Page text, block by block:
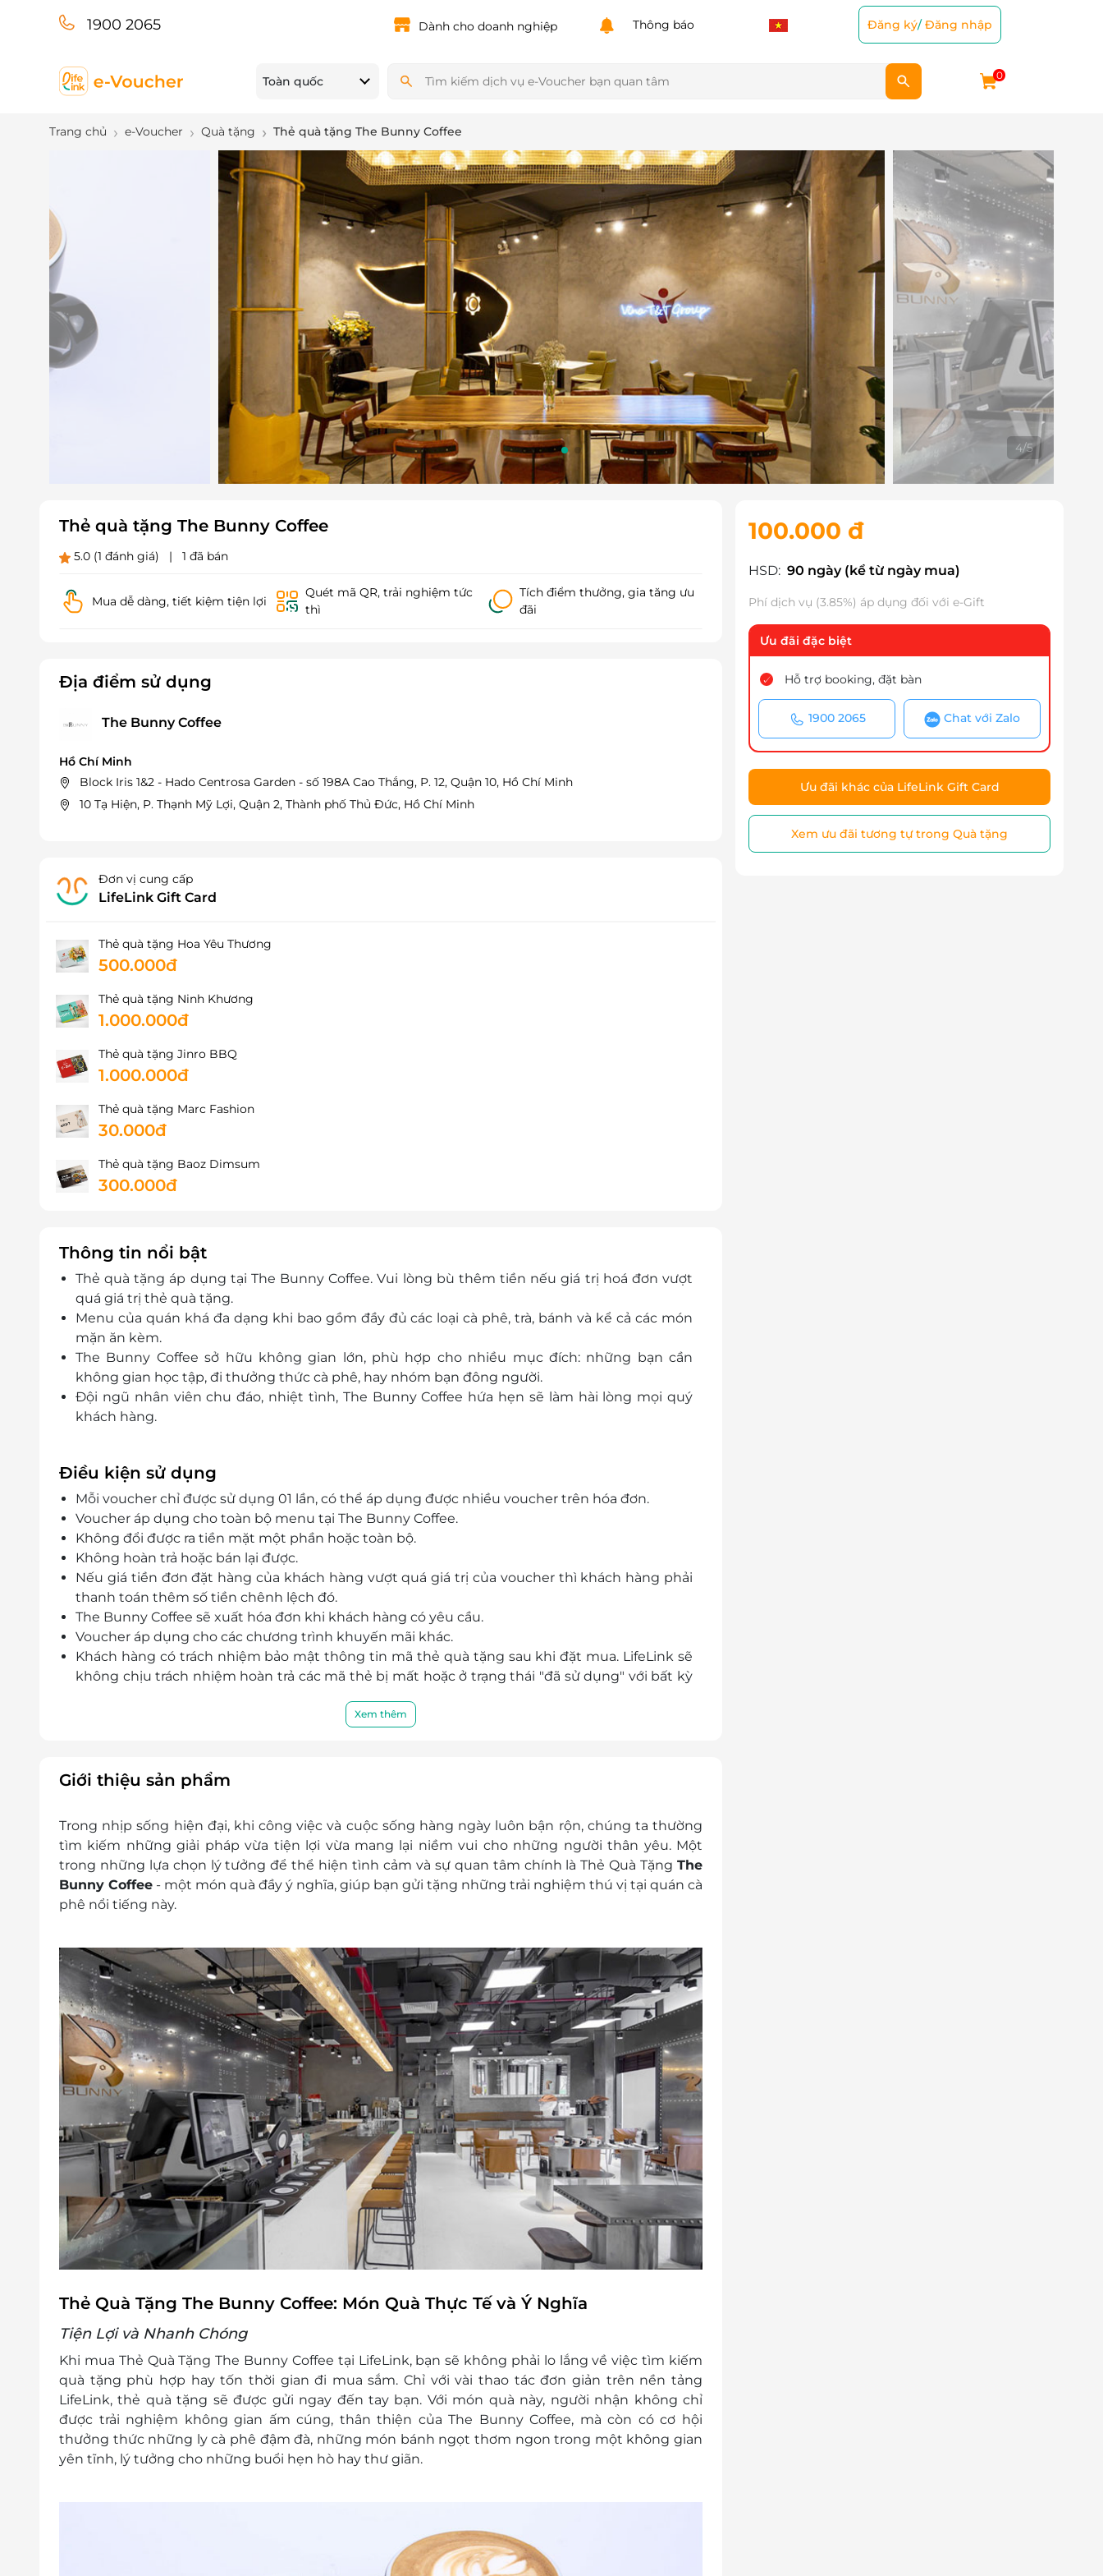
1900 2065 Dành cho doanh nghiệp Thông báo Đăng ký/Đăng nhập
Toàn quốc 0
Trang chủ e-Voucher Quà tặng Thẻ quà tặng The Bunny Coffee
4/5
Thẻ quà tặng The Bunny Coffee
5.0 (1 đánh giá) | 1 đã bán
Mua dễ dàng, tiết kiệm tiện lợi
Quét mã QR, trải nghiệm tức
thì
Tích điểm thưởng, gia tăng ưu
đãi
Địa điểm sử dụng
The Bunny Coffee
Hồ Chí Minh
Block Iris 1&2 - Hado Centrosa Garden - số 198A Cao Thắng, P. 12, Quận 10, Hồ Chí Minh
10 Tạ Hiện, P. Thạnh Mỹ Lợi, Quận 2, Thành phố Thủ Đức, Hồ Chí Minh
Đơn vị cung cấp
LifeLink Gift Card
Thẻ quà tặng Hoa Yêu Thương
500.000đ
Thẻ quà tặng Ninh Khương
1.000.000đ
Thẻ quà tặng Jinro BBQ
1.000.000đ
Thẻ quà tặng Marc Fashion
30.000đ
Thẻ quà tặng Baoz Dimsum
300.000đ
Thông tin nổi bật
Thẻ quà tặng áp dụng tại The Bunny Coffee. Vui lòng bù thêm tiền nếu giá trị hoá đơn vượt
quá giá trị thẻ quà tặng.
Menu của quán khá đa dạng khi bao gồm đầy đủ các loại cà phê, trà, bánh và kể cả các món
mặn ăn kèm.
The Bunny Coffee sở hữu không gian lớn, phù hợp cho nhiều mục đích: những bạn cần
không gian học tập, đi thưởng thức cà phê, hay nhóm bạn đông người.
Đội ngũ nhân viên chu đáo, nhiệt tình, The Bunny Coffee hứa hẹn sẽ làm hài lòng mọi quý
khách hàng.
Điều kiện sử dụng
Mỗi voucher chỉ được sử dụng 01 lần, có thể áp dụng được nhiều voucher trên hóa đơn.
Voucher áp dụng cho toàn bộ menu tại The Bunny Coffee.
Không đổi được ra tiền mặt một phần hoặc toàn bộ.
Không hoàn trả hoặc bán lại được.
Nếu giá tiền đơn đặt hàng của khách hàng vượt quá giá trị của voucher thì khách hàng phải
thanh toán thêm số tiền chênh lệch đó.
The Bunny Coffee sẽ xuất hóa đơn khi khách hàng có yêu cầu.
Voucher áp dụng cho các chương trình khuyến mãi khác.
Khách hàng có trách nhiệm bảo mật thông tin mã thẻ quà tặng sau khi đặt mua. LifeLink sẽ
không chịu trách nhiệm hoàn trả các mã thẻ bị mất hoặc ở trạng thái "đã sử dụng" với bất kỳ
LifeLink sẽ không chịu trách nhiệm đối với chất lượng của sản phẩm được cung cấp cũng
báo trước.
Xem thêm
Giới thiệu sản phẩm
Trong nhịp sống hiện đại, khi công việc và cuộc sống hàng ngày luôn bận rộn, chúng ta thường
tìm kiếm những giải pháp vừa tiện lợi vừa mang lại niềm vui cho những người thân yêu. Một
trong những lựa chọn lý tưởng để thể hiện tình cảm và sự quan tâm chính là Thẻ Quà Tặng The
Bunny Coffee - một món quà đầy ý nghĩa, giúp bạn gửi tặng những trải nghiệm thú vị tại quán cà
phê nổi tiếng này.
Thẻ Quà Tặng The Bunny Coffee: Món Quà Thực Tế và Ý Nghĩa
Tiện Lợi và Nhanh Chóng
Khi mua Thẻ Quà Tặng The Bunny Coffee tại LifeLink, bạn sẽ không phải lo lắng về việc tìm kiếm
quà tặng phù hợp hay tốn thời gian đi mua sắm. Chỉ với vài thao tác đơn giản trên nền tảng
LifeLink, thẻ quà tặng sẽ được gửi ngay đến tay bạn. Với món quà này, người nhận không chỉ
được trải nghiệm không gian ấm cúng, thân thiện của The Bunny Coffee, mà còn có cơ hội
thưởng thức những ly cà phê đậm đà, những món bánh ngọt thơm ngon trong một không gian
yên tĩnh, lý tưởng cho những buổi hẹn hò hay thư giãn.
100.000 đ
HSD: 90 ngày (kể từ ngày mua)
Phí dịch vụ (3.85%) áp dụng đối với e-Gift
Ưu đãi đặc biệt
Hỗ trợ booking, đặt bàn
1900 2065 Chat với Zalo
Ưu đãi khác của LifeLink Gift Card
Xem ưu đãi tương tự trong Quà tặng